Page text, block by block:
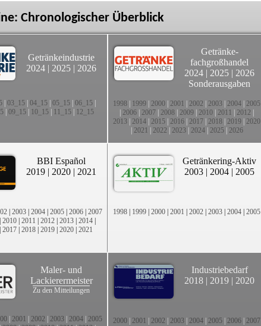
Chronologischer Überblick
Getränkeindustrie
2024 | 2025 | 2026
| 03_15| 04_15| 05_15| 06_15|
09_15 10_15 11_15 12_15
Getränke-
fachgroßhandel
2024 | 2025 | 2026
Sonderausgaben
1998 1999 2000 2001 2002 2003 2004 2005
2006 2007 2008 2009 2010 2011 2012
2013 2014 2015 2016 2017 2018 2019 2020
2021 2022 2023| 2024| 2025| 2026
BBI Español
2019 | 2020 | 2021
| 2003 | 2004 | 2005 | 2006 | 2007
| 2010 | 2011 | 2012 | 2013 | 2014 |
| 2017 | 2018 | 2019 | 2020 | 2021
Getränkering-Aktiv
2003 | 2004 | 2005
1998 | 1999 | 2000 | 2001 | 2002 | 2003 | 2004 | 2005
Maler- und
Lackierermeister
Zu den Mitteilungen
2001 2002 2003 2004 2005
Industriebedarf
2018 | 2019 | 2020
2000 2001 2002 2003 2004 2005 2006 2007